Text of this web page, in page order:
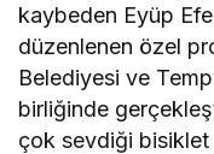
kaybeden Eyüp
düzenlenen özel
Belediyesi ve
birliğinde
çok sevdiği bisiklet